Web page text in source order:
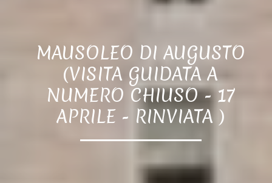
MAUSOLEO DI AUGUSTO
(VISITA GUIDATA A
NUMERO CHIUSO - 17
APRILE - RINVIATA )